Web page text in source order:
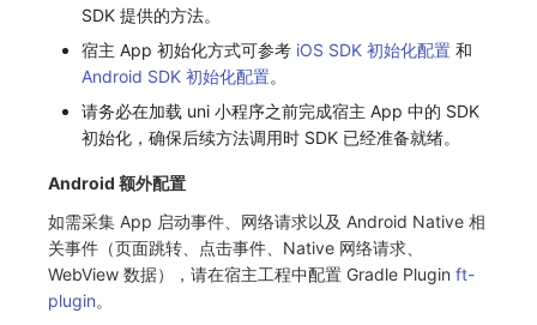
SDK 提供的方法。
宿主 App 初始化方式可参考 iOS SDK 初始化配置和
Android SDK 初始化配置。
请务必在加载 uni 小程序之前完成宿主 App 中的 SDK
初始化，确保后续方法调用时 SDK 已经准备就绪。
Android 额外配置
如需采集 App 启动事件、网络请求以及 Android Native 相
关事件（页面跳转、点击事件、Native 网络请求、
WebView 数据），请在宿主工程中配置 Gradle Plugin ft-
plugin。